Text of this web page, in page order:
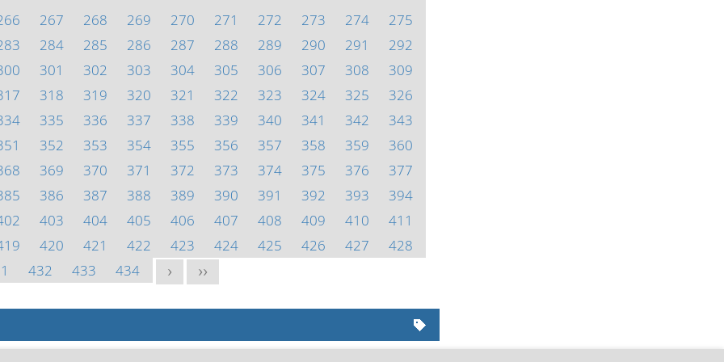
267 268 269 270 271 272 273 274
275
284 285 286 287 288 289 290 291
292
301 302 303 304 305 306 307 308
309
318 319 320 321 322 323 324 325
326
335 336 337 338 339 340 341 342
343
352 353 354 355 356 357 358 359
360
369 370 371 372 373 374 375 376
377
386 387 388 389 390 391 392 393
394
403 404 405 406 407 408 409 410
411
420 421 422 423 424 425 426 427
428
432 433 434 > >>